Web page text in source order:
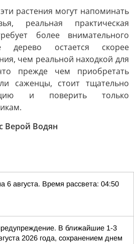
растения могут напоминать
реальная практическая
более внимательного
дерево остается скорее
чем реальной находкой для
прежде чем приобретать
саженцы, стоит тщательно
и поверить только
Верой Водян
6 августа. Время рассвета: 04:50
В ближайшие 1-3
2026 года, сохранением днем